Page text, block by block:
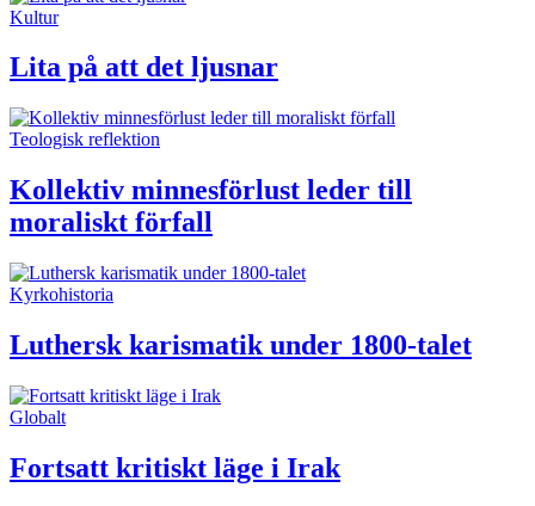
Kultur
Lita på att det ljusnar
Teologisk reflektion
Kollektiv minnesförlust leder till
moraliskt förfall
Kyrkohistoria
Luthersk karismatik under 1800-talet
Globalt
Fortsatt kritiskt läge i Irak